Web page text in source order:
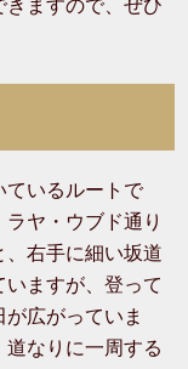
ますので、ぜひ
ているルートで
ヤ・ウブド通り
右手に細い坂道
ますが、登って
広がっていま
なりに一周する